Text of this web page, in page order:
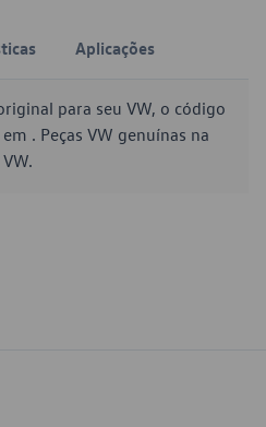
Aplicações
para seu VW, o código
. Peças VW genuínas na